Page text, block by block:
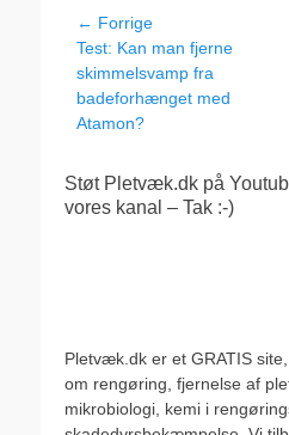
Indlægsnavigation
← Forrige
Forrige
indlæg:
Test: Kan man fjerne
skimmelsvamp fra
badeforhænget med
Atamon?
Støt Pletvæk.dk på
vores kanal – Tak :-)
Pletvæk.dk er et GRATIS
om rengøring, fjernelse af
mikrobiologi, kemi i